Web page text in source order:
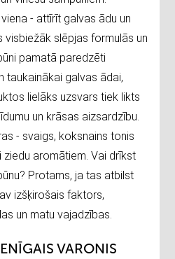
- attīrīt galvas ādu un
visbiežāk slēpjas formulās un
pamatā paredzēti
taukainākai galvas ādai,
lielāks uzsvars tiek likts
un krāsas aizsardzību.
- svaigs, koksnains tonis
aromātiem. Vai drīkst
Protams, ja tas atbilst
izšķirošais faktors,
un matu vajadzības.
VARONIS